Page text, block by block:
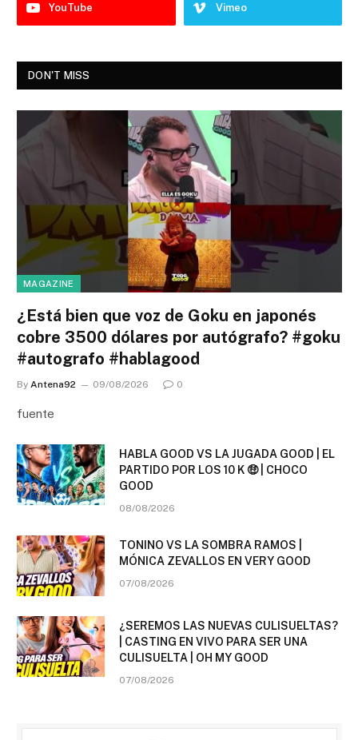
YouTube Vimeo
DON'T MISS
MAGAZINE
¿Está bien que voz de Goku en japonés
cobre 3500 dólares por autógrafo? #goku
#autografo #hablagood
By Antena92 09/08/2026 0
fuente
HABLA GOOD VS LA JUGADA GOOD | EL
PARTIDO POR LOS 10 K 🤑 | CHOCO
GOOD
08/08/2026
TONINO VS LA SOMBRA RAMOS |
MÓNICA ZEVALLOS EN VERY GOOD
07/08/2026
¿SEREMOS LAS NUEVAS CULISUELTAS?
| CASTING EN VIVO PARA SER UNA
CULISUELTA | OH MY GOOD
07/08/2026